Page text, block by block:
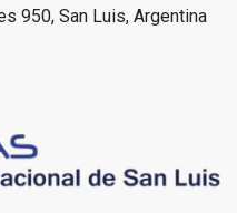
950, San Luis, Argentina